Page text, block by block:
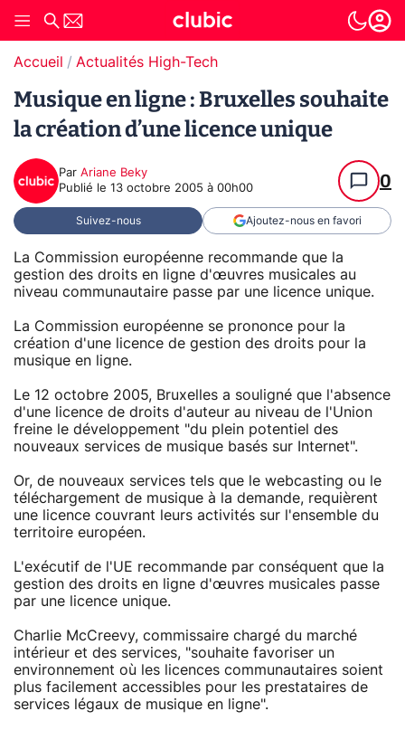
Accueil Actualités High-Tech
Musique en ligne : Bruxelles souhaite
la création d’une licence unique
Par Ariane Beky
Publié le 13 octobre 2005 à 00h00 0
Suivez-nous Ajoutez-nous en favori
La Commission européenne recommande que la
gestion des droits en ligne d'œuvres musicales au
niveau communautaire passe par une licence unique.
La Commission européenne se prononce pour la
création d'une licence de gestion des droits pour la
musique en ligne.
Le 12 octobre 2005, Bruxelles a souligné que l'absence
d'une licence de droits d'auteur au niveau de l'Union
freine le développement "du plein potentiel des
nouveaux services de musique basés sur Internet".
Or, de nouveaux services tels que le webcasting ou le
téléchargement de musique à la demande, requièrent
une licence couvrant leurs activités sur l'ensemble du
territoire européen.
L'exécutif de l'UE recommande par conséquent que la
gestion des droits en ligne d'œuvres musicales passe
par une licence unique.
Charlie McCreevy, commissaire chargé du marché
intérieur et des services, "souhaite favoriser un
environnement où les licences communautaires soient
plus facilement accessibles pour les prestataires de
services légaux de musique en ligne".